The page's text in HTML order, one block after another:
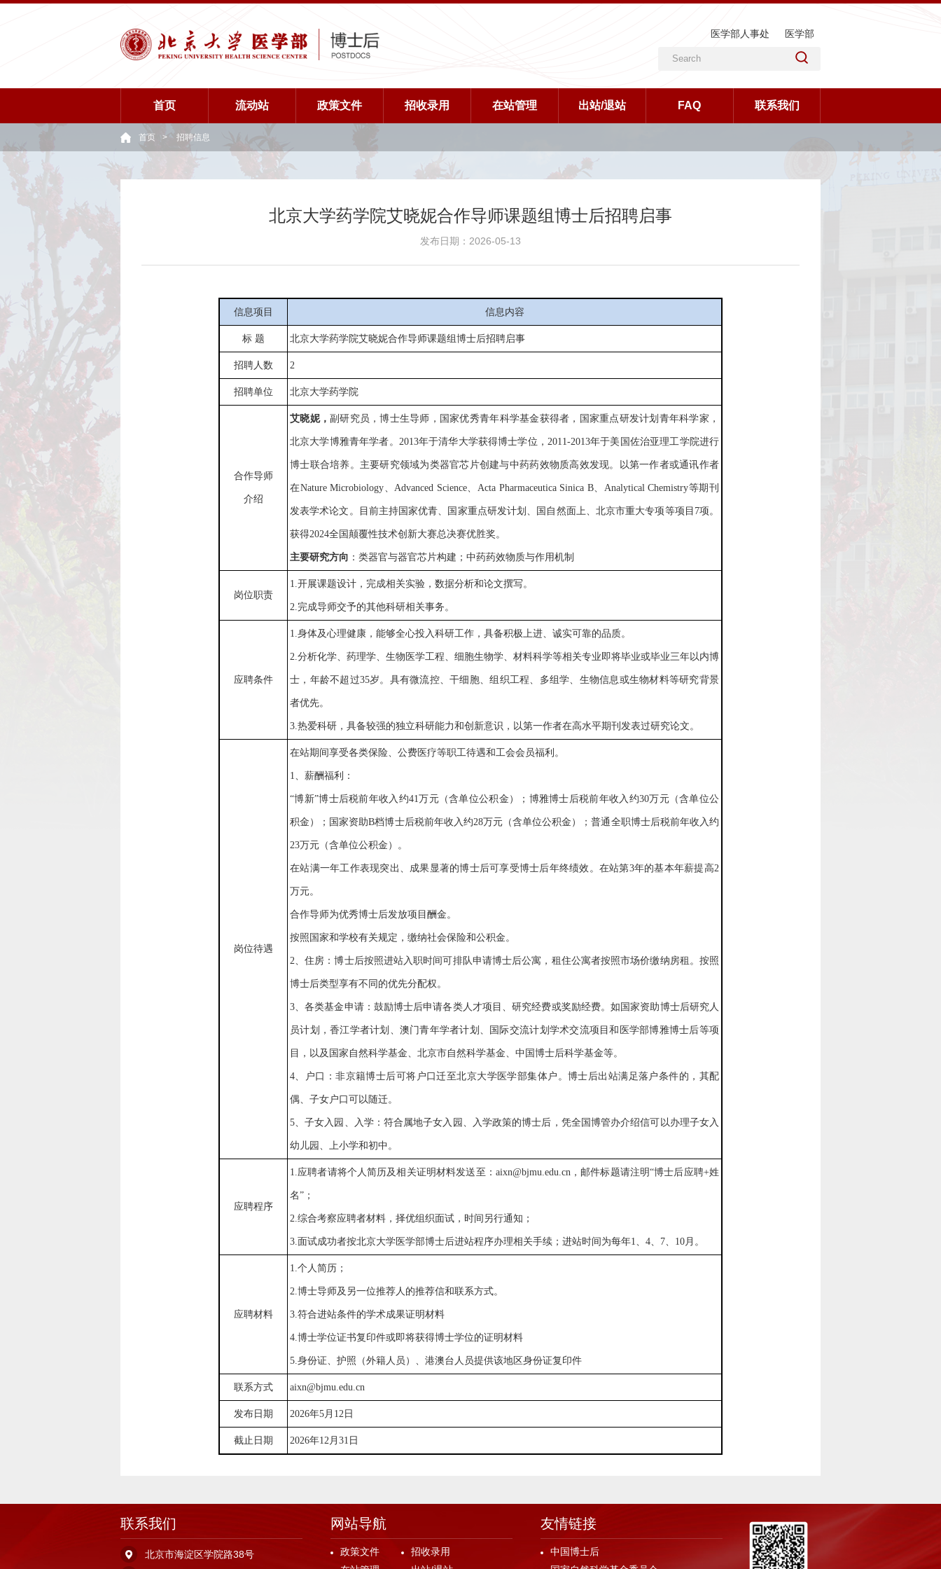
医学部人事处 医学部
首页 流动站 政策文件 招收录用 在站管理 出站/退站 FAQ 联系我们
首页 > 招聘信息
北京大学药学院艾晓妮合作导师课题组博士后招聘启事
发布日期：2026-05-13
信息项目 信息内容
标 题 北京大学药学院艾晓妮合作导师课题组博士后招聘启事
招聘人数 2
招聘单位 北京大学药学院
合作导师
介绍
艾晓妮， 副研究员，博士生导师，国家优秀青年科学基金获得者，国家重点研发计划青年科学家，
北京大学博雅青年学者。2013年于清华大学获得博士学位，2011-2013年于美国佐治亚理工学院进行
博士联合培养。主要研究领域为类器官芯片创建与中药药效物质高效发现。以第一作者或通讯作者
在Nature Microbiology、Advanced Science、Acta Pharmaceutica Sinica B、Analytical Chemistry等期刊
发表学术论文。目前主持国家优青、国家重点研发计划、国自然面上、北京市重大专项等项目7项。
获得2024全国颠覆性技术创新大赛总决赛优胜奖。
主要研究方向 ：类器官与器官芯片构建；中药药效物质与作用机制
岗位职责
1.开展课题设计，完成相关实验，数据分析和论文撰写。
2.完成导师交予的其他科研相关事务。
应聘条件
1.身体及心理健康，能够全心投入科研工作，具备积极上进、诚实可靠的品质。
2.分析化学、药理学、生物医学工程、细胞生物学、材料科学等相关专业即将毕业或毕业三年以内博
士，年龄不超过35岁。具有微流控、干细胞、组织工程、多组学、生物信息或生物材料等研究背景
者优先。
3.热爱科研，具备较强的独立科研能力和创新意识，以第一作者在高水平期刊发表过研究论文。
岗位待遇
在站期间享受各类保险、公费医疗等职工待遇和工会会员福利。
1、薪酬福利：
“博新”博士后税前年收入约41万元（含单位公积金）；博雅博士后税前年收入约30万元（含单位公
积金）；国家资助B档博士后税前年收入约28万元（含单位公积金）；普通全职博士后税前年收入约
23万元（含单位公积金）。
在站满一年工作表现突出、成果显著的博士后可享受博士后年终绩效。在站第3年的基本年薪提高2
万元。
合作导师为优秀博士后发放项目酬金。
按照国家和学校有关规定，缴纳社会保险和公积金。
2、住房：博士后按照进站入职时间可排队申请博士后公寓，租住公寓者按照市场价缴纳房租。按照
博士后类型享有不同的优先分配权。
3、各类基金申请：鼓励博士后申请各类人才项目、研究经费或奖励经费。如国家资助博士后研究人
员计划，香江学者计划、澳门青年学者计划、国际交流计划学术交流项目和医学部博雅博士后等项
目，以及国家自然科学基金、北京市自然科学基金、中国博士后科学基金等。
4、户口：非京籍博士后可将户口迁至北京大学医学部集体户。博士后出站满足落户条件的，其配
偶、子女户口可以随迁。
5、子女入园、入学：符合属地子女入园、入学政策的博士后，凭全国博管办介绍信可以办理子女入
幼儿园、上小学和初中。
应聘程序
1.应聘者请将个人简历及相关证明材料发送至：aixn@bjmu.edu.cn，邮件标题请注明“博士后应聘+姓
名” ；
2.综合考察应聘者材料，择优组织面试，时间另行通知；
3.面试成功者按北京大学医学部博士后进站程序办理相关手续；进站时间为每年1、4、7、10月。
应聘材料
1.个人简历；
2.博士导师及另一位推荐人的推荐信和联系方式。
3.符合进站条件的学术成果证明材料
4.博士学位证书复印件或即将获得博士学位的证明材料
5.身份证、护照（外籍人员）、港澳台人员提供该地区身份证复印件
联系方式 aixn@bjmu.edu.cn
发布日期 2026年5月12日
截止日期 2026年12月31日
联系我们
北京市海淀区学院路38号
网站导航
政策文件
招收录用
友情链接
中国博士后